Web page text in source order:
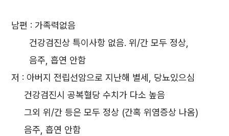
남편 : 가족력없음
건강검진상 특이사항 없음. 위/간 모두 정상,
음주, 흡연 안함
저 : 아버지 전립선암으로 지난해 별세, 당뇨있으심
건강검진시 공복혈당 수치가 다소 높음
그외 위/간 등은 모두 정상 (간혹 위염증상 나옴)
음주, 흡연 안함